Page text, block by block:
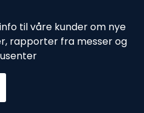
til våre kunder om nye
rapporter fra messer og